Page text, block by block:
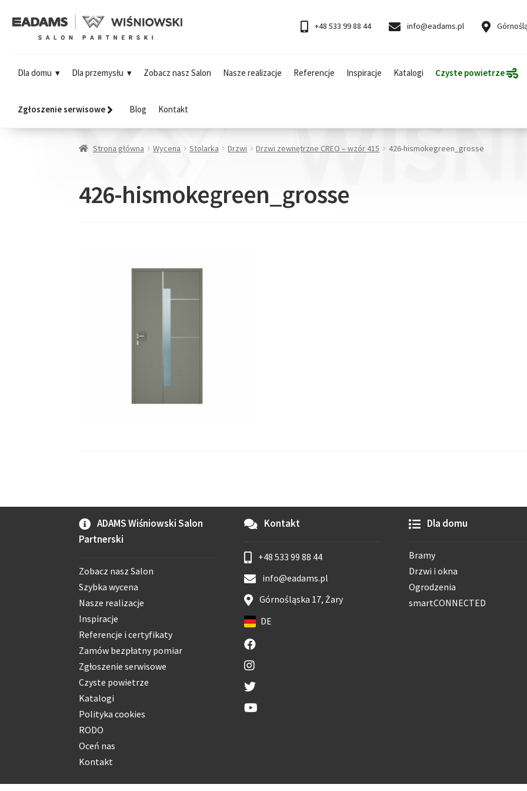
+48 533 99 88 44 info@eadams.pl
Dla domu Dla przemysłu Zobacz nasz Salon Nasze realizacje Referencje Inspiracje Katalogi Czyste powietrze
Zgłoszenie serwisowe Blog Kontakt
Strona główna Wycena Stolarka Drzwi Drzwi zewnętrzne CREO – wzór 415 426-hismokegreen_grosse
426-hismokegreen_grosse
ADAMS Wiśniowski Salon
Partnerski
Zobacz nasz Salon
Szybka wycena
Nasze realizacje
Inspiracje
Referencje i certyfikaty
Zamów bezpłatny pomiar
Zgłoszenie serwisowe
Czyste powietrze
Katalogi
Polityka cookies
RODO
Oceń nas
Kontakt
Kontakt
+48 533 99 88 44
info@eadams.pl
Górnośląska 17, Żary
DE
Dla domu
Bramy
Drzwi i okna
Ogrodzenia
smartCONNECTED